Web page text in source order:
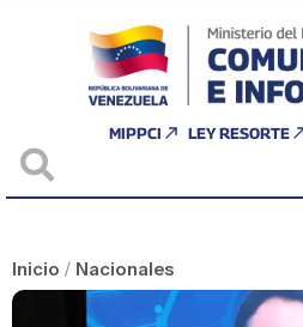
MIPPCI LEY RESORTE
Inicio / Nacionales